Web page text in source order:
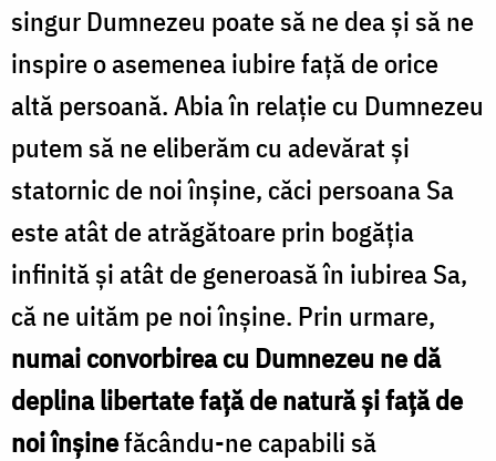
singur Dumnezeu poate să ne dea și să ne
inspire o asemenea iubire față de orice
altă persoană. Abia în relație cu Dumnezeu
putem să ne eliberăm cu adevărat și
statornic de noi înșine, căci persoana Sa
este atât de atrăgătoare prin bogăția
infinită și atât de generoasă în iubirea Sa,
că ne uităm pe noi înșine. Prin urmare,
numai convorbirea cu Dumnezeu ne dă
deplina libertate față de natură și față de
noi înșinefăcându-ne capabili să